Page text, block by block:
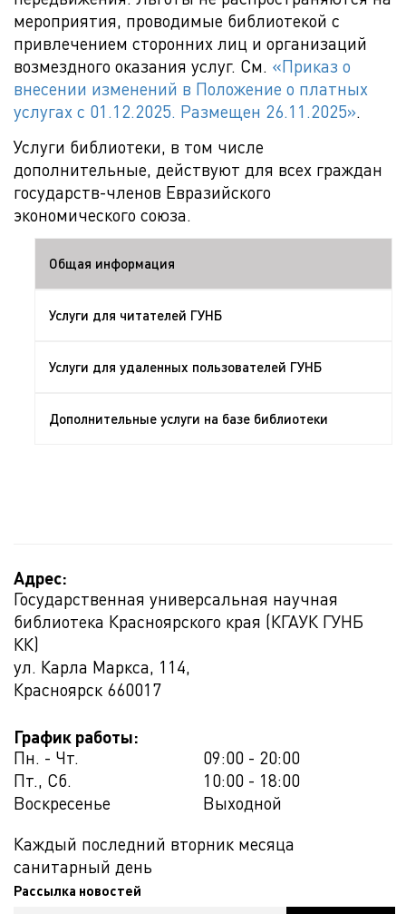
мероприятия, проводимые библиотекой с
привлечением сторонних лиц и организаций
возмездного оказания услуг. См. «Приказ о
внесении изменений в Положение о платных
услугах с 01.12.2025. Размещен 26.11.2025».
Услуги библиотеки, в том числе
дополнительные, действуют для всех граждан
государств-членов Евразийского
экономического союза.
Общая информация
Услуги для читателей ГУНБ
Услуги для удаленных пользователей ГУНБ
Дополнительные услуги на базе библиотеки
Адрес:
Государственная универсальная научная
библиотека Красноярского края (КГАУК ГУНБ
КК)
ул. Карла Маркса, 114,
Красноярск 660017
График работы:
Пн. - Чт.
09:00 - 20:00
Пт., Сб.
10:00 - 18:00
Воскресенье
Выходной
Каждый последний вторник месяца
санитарный день
Рассылка новостей